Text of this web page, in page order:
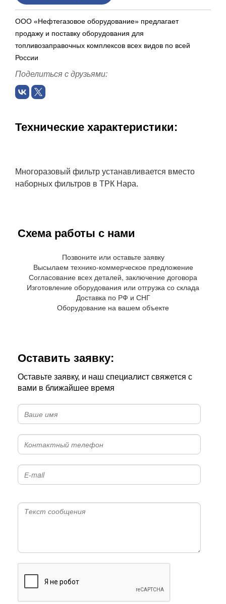
ООО «Нефтегазовое оборудование» предлагает
продажу и поставку оборудования для
топливозаправочных комплексов всех видов по всей
России
Поделиться с друзьями:
Технические характеристики:
Многоразовый фильтр устанавливается вместо
наборных фильтров в ТРК Нара.
Схема работы с нами
Позвоните или оставьте заявку
Высылаем технико-коммерческое предложение
Согласование всех деталей, заключение договора
Изготовление оборудования или отгрузка со склада
Доставка по РФ и СНГ
Оборудование на вашем объекте
Оставить заявку:
Оставьте заявку, и наш специалист свяжется с
вами в ближайшее время